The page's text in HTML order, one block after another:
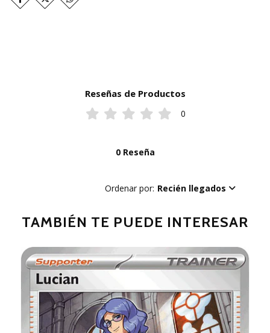
Reseñas de Productos
0
0 Reseña
Ordenar por: Recién llegados
TAMBIÉN TE PUEDE INTERESAR